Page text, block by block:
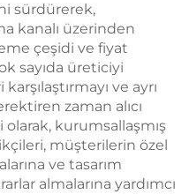
sürdürerek,
kanalı üzerinden
çeşidi ve fiyat
sayıda üreticiyi
ve ayrı
zaman alıcı
olarak, kurumsallaşmış
müşterilerin özel
ve tasarım
almalarına yardımcı